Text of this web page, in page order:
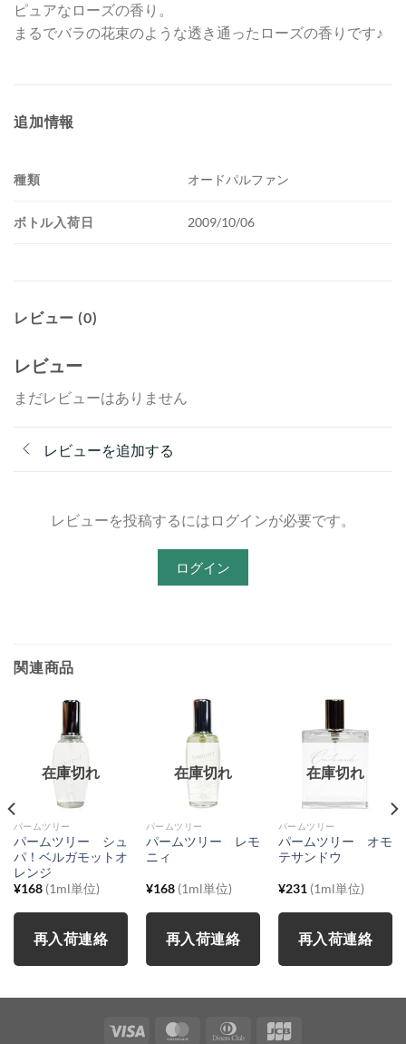
ピュアなローズの香り。
まるでバラの花束のような透き通ったローズの香りです♪
追加情報
種類 オードパルファン
ボトル入荷日 2009/10/06
レビュー (0)
レビュー
まだレビューはありません
レビューを追加する
レビューを投稿するにはログインが必要です。
ログイン
関連商品
在庫切れ
パームツリー
パームツリー シュ
パ！ベルガモットオ
レンジ
¥168 (1ml単位)
再入荷連絡
在庫切れ
パームツリー
パームツリー レモ
ニィ
¥168 (1ml単位)
再入荷連絡
在庫切れ
パームツリー
パームツリー オモ
テサンドウ
¥231 (1ml単位)
再入荷連絡